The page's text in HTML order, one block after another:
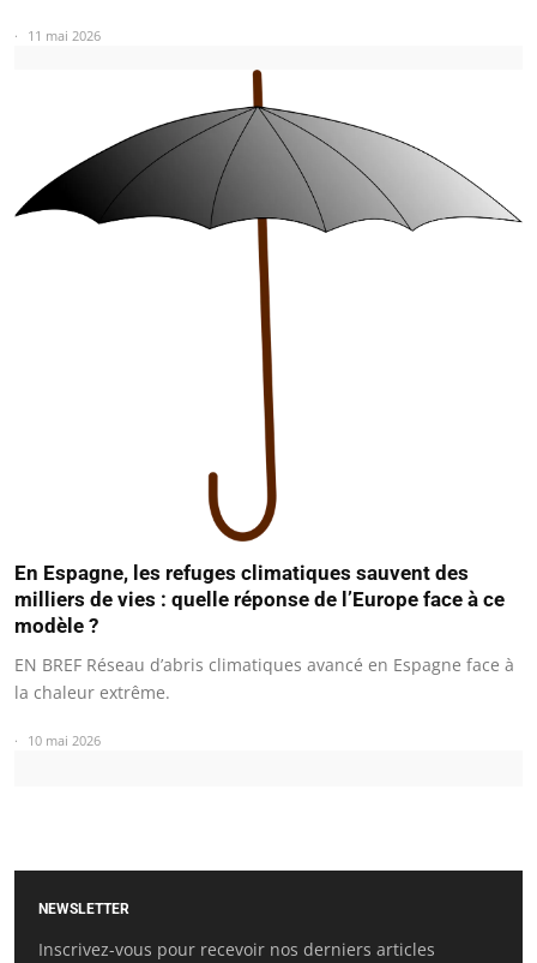
11 mai 2026
En Espagne, les refuges climatiques sauvent des
milliers de vies : quelle réponse de l’Europe face à ce
modèle ?
EN BREF Réseau d’abris climatiques avancé en Espagne face à
la chaleur extrême.
10 mai 2026
NEWSLETTER
Inscrivez-vous pour recevoir nos derniers articles